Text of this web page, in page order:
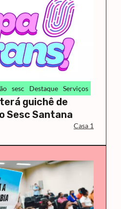
sesc Destaque Serviços
guichê de
Sesc Santana
Casa 1